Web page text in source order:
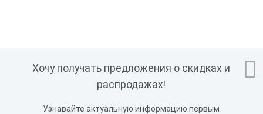

Хочу получать предложения о скидках и
распродажах!
Узнавайте актуальную информацию первым